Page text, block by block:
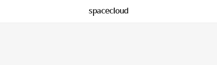
spacecloud